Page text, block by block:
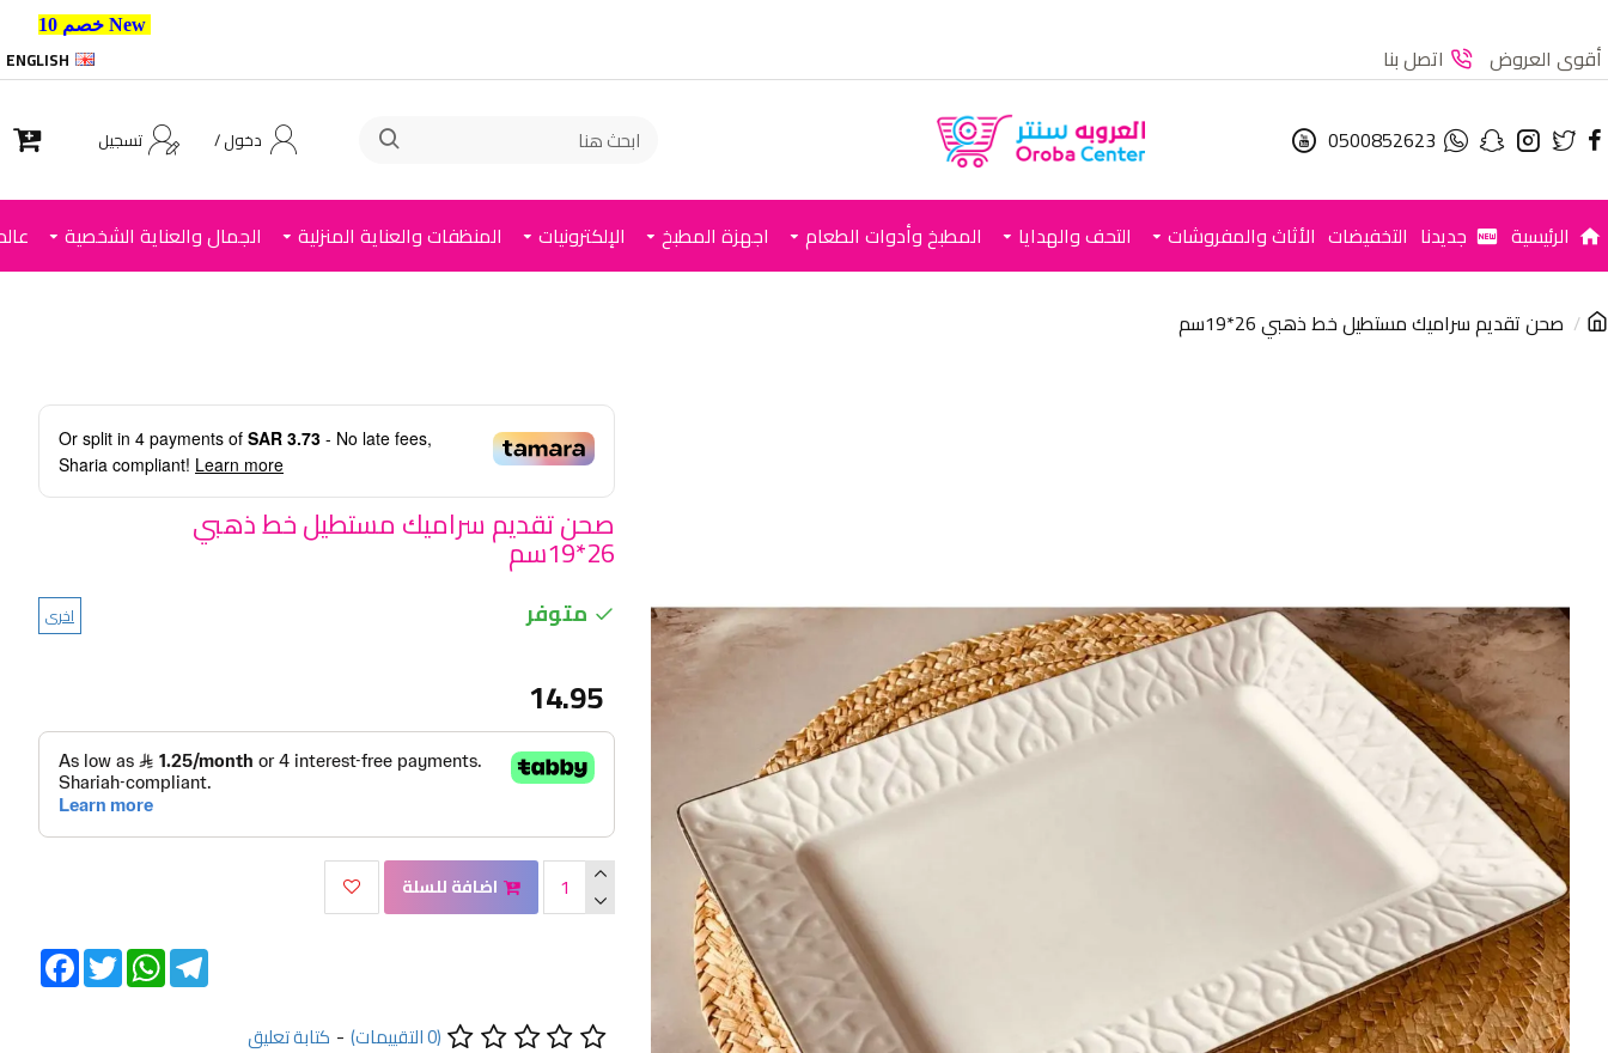
أقوى العروض اتصل بنا ENGLISH
0500852623 دخول / تسجيل
الرئيسية جديدنا التخفيضات الأثاث والمفروشات التحف والهدايا المطبخ وأدوات الطعام اجهزة المطبخ الإلكترونيات المنظفات والعناية المنزلية الجمال والعناية الشخصية
صحن تقديم سراميك مستطيل خط ذهبي 26*19سم
Or split in 4 payments of SAR 3.73 - No late fees,
Sharia compliant! Learn more
صحن تقديم سراميك مستطيل خط ذهبي
26*19سم
متوفر اخرى
(0 التقييمات) - كتابة تعليق
14.95
اضافة للسلة
FacebookTwitter
WhatsAppTelegram